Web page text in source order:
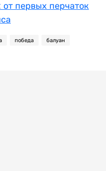
первых перчаток
победа балуан